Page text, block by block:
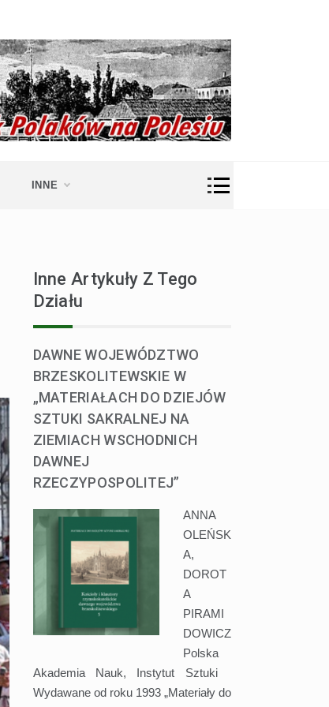
INNE
Inne Artykuły Z Tego
Działu
DAWNE WOJEWÓDZTWO
BRZESKOLITEWSKIE W
„MATERIAŁACH DO DZIEJÓW
SZTUKI SAKRALNEJ NA
ZIEMIACH WSCHODNICH
DAWNEJ
RZECZYPOSPOLITEJ”
ANNA
OLEŃSK
A,
DOROT
A
PIRAMI
DOWICZ
Polska
Akademia Nauk, Instytut Sztuki
Wydawane od roku 1993 „Materiały do